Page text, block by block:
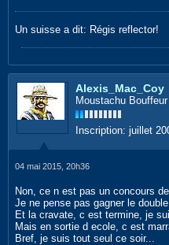
Un suisse a dit: Régis reflector!
Alexis_Mac_Coy
Moustachu Bouffeur
Inscription: juillet
04 mai 2015, 20h36
Non, ce n est pas un concours
Je ne pense pas gagner le
Et la cravate, c est termine, je
Mais en sortie d ecole, c est
Bref, je suis tout seul ce soir...